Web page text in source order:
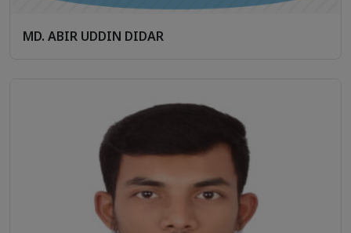
MD. ABIR UDDIN DIDAR